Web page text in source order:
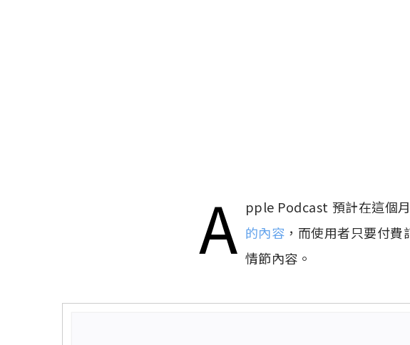
A pple Podcast 預計在這個
的內容 ，而使用者只要付
情節內容。